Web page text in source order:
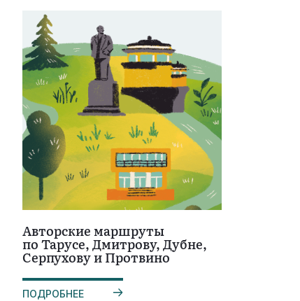
Авторские маршруты
по Тарусе, Дмитрову, Дубне,
Серпухову и Протвино
ПОДРОБНЕЕ